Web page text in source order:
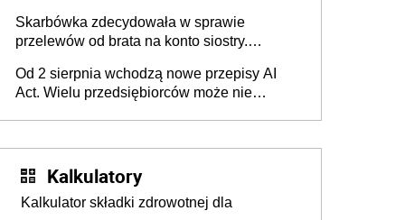
Skarbówka zdecydowała w sprawie
przelewów od brata na konto siostry.
darowizna, ale podatku jednak nie będzie
Od 2 sierpnia wchodzą nowe przepisy AI
Act. Wielu przedsiębiorców może nie
Kalkulatory
Kalkulator składki zdrowotnej dla